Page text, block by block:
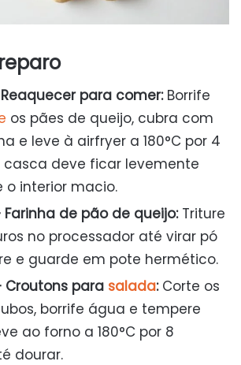
para comer:Borrife
os pães de queijo, cubra com
e leve à airfryer a 180°C por 4
casca deve ficar levemente
o interior macio.
de pão de queijo:Triture
no processador até virar pó
e guarde em pote hermético.
para salada:Corte os
borrife água e tempere
ao forno a 180°C por 8
dourar.